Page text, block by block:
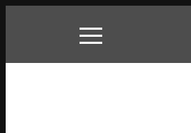
Skip